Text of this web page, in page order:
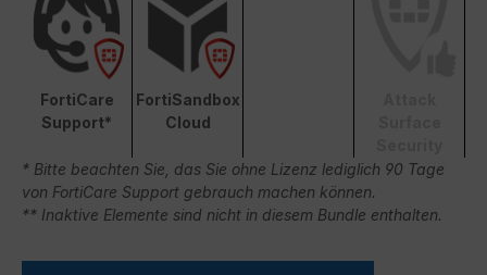
FortiCare
Support*
FortiSandbox
Cloud
* Bitte beachten Sie, das Sie ohne Lizenz lediglich 90 Tage
von FortiCare Support gebrauch machen können.
** Inaktive Elemente sind nicht in diesem Bundle enthalten.